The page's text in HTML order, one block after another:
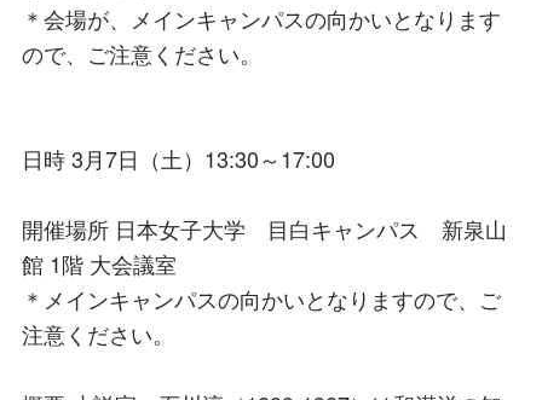
＊会場が、メインキャンパスの向かいとなります
ので、ご注意ください。
日時 3月7日（土）13:30～17:00
開催場所 日本女子大学 目白キャンパス 新泉山
館 1階 大会議室
＊メインキャンパスの向かいとなりますので、ご
注意ください。